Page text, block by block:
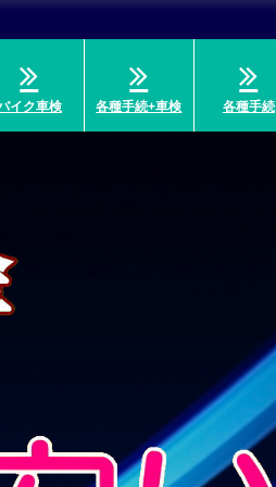
イク車検 各種手続+車検 各種手続